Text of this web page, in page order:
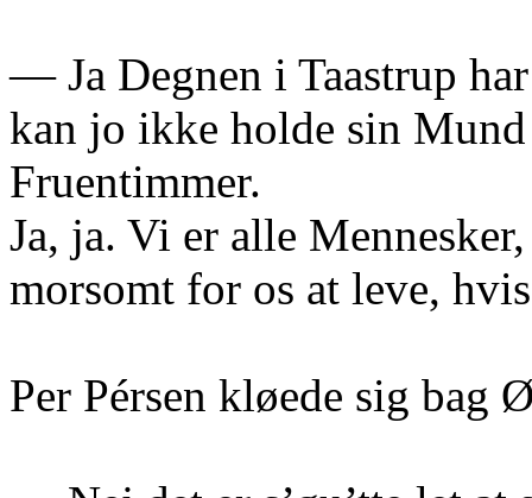
— Ja Degnen i Taastrup
kan jo ikke holde sin
Fruentimmer.
Ja, ja. Vi er alle
morsomt for os at leve,
Per Pérsen kløede sig bag